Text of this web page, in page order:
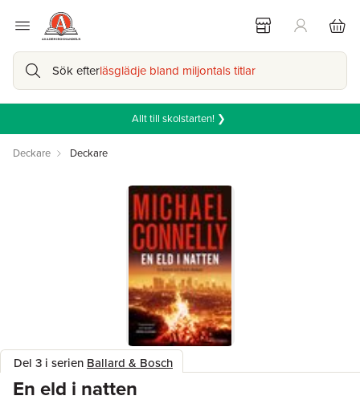
Sök efterläsglädje bland miljontals titlar
Allt till skolstarten! ❯
Deckare Deckare
Del 3 i serien Ballard & Bosch
En eld i natten